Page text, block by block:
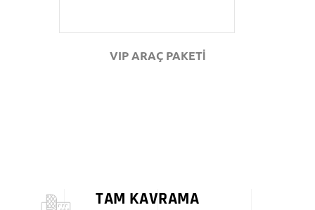
VIP ARAÇ PAKETİ
TAM KAVRAMA